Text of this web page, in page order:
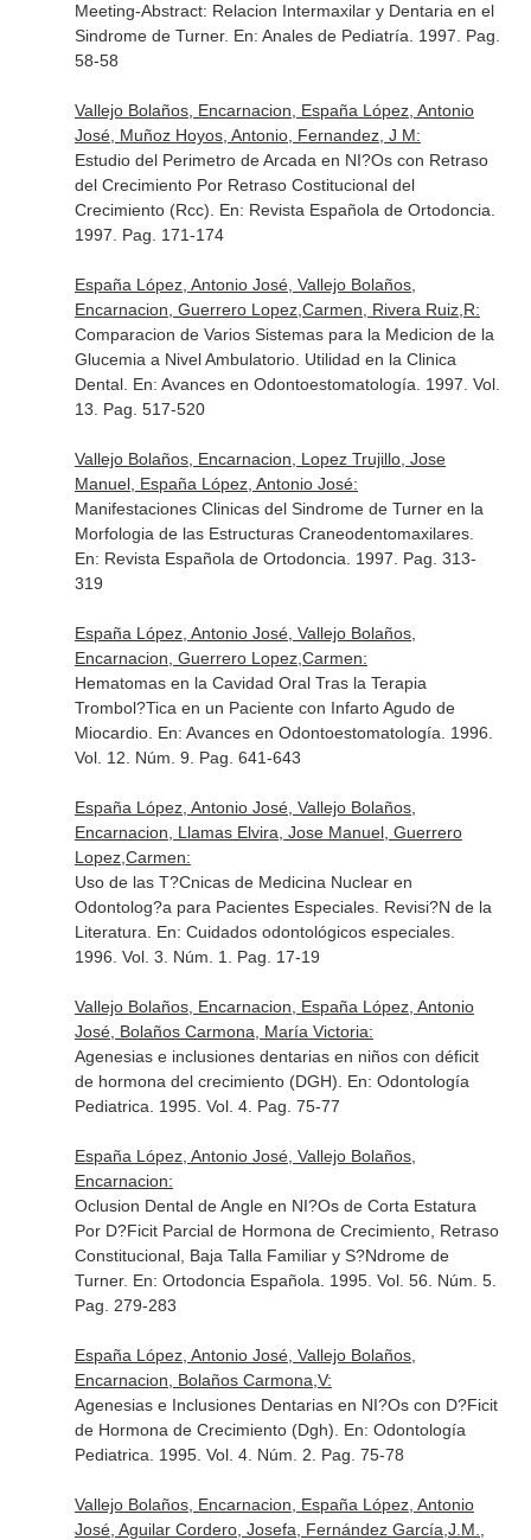
Meeting-Abstract: Relacion Intermaxilar y Dentaria en el
Sindrome de Turner. En: Anales de Pediatría . 1997. Pag.
58-58
Vallejo Bolaños, Encarnacion, España López, Antonio
José, Muñoz Hoyos, Antonio, Fernandez, J M:
Estudio del Perimetro de Arcada en NI?Os con Retraso
del Crecimiento Por Retraso Costitucional del
Crecimiento (Rcc). En: Revista Española de Ortodoncia
1997. Pag. 171-174
España López, Antonio José, Vallejo Bolaños,
Encarnacion, Guerrero Lopez,Carmen, Rivera Ruiz,R:
Comparacion de Varios Sistemas para la Medicion de la
Glucemia a Nivel Ambulatorio. Utilidad en la Clinica
Dental. En: Avances en Odontoestomatología . 1997. Vol.
13. Pag. 517-520
Vallejo Bolaños, Encarnacion, Lopez Trujillo, Jose
Manuel, España López, Antonio José:
Manifestaciones Clinicas del Sindrome de Turner en la
Morfologia de las Estructuras Craneodentomaxilares.
En: Revista Española de Ortodoncia . 1997. Pag. 313-
319
España López, Antonio José, Vallejo Bolaños,
Encarnacion, Guerrero Lopez,Carmen:
Hematomas en la Cavidad Oral Tras la Terapia
Trombol?Tica en un Paciente con Infarto Agudo de
Miocardio. En: Avances en Odontoestomatología . 1996.
Vol. 12. Núm. 9. Pag. 641-643
España López, Antonio José, Vallejo Bolaños,
Encarnacion, Llamas Elvira, Jose Manuel, Guerrero
Lopez,Carmen:
Uso de las T?Cnicas de Medicina Nuclear en
Odontolog?a para Pacientes Especiales. Revisi?N de la
Literatura. En: Cuidados odontológicos especiales.
1996. Vol. 3. Núm. 1. Pag. 17-19
Vallejo Bolaños, Encarnacion, España López, Antonio
José, Bolaños Carmona, María Victoria:
Agenesias e inclusiones dentarias en niños con déficit
de hormona del crecimiento (DGH). En: Odontología
Pediatrica . 1995. Vol. 4. Pag. 75-77
España López, Antonio José, Vallejo Bolaños,
Encarnacion:
Oclusion Dental de Angle en NI?Os de Corta Estatura
Por D?Ficit Parcial de Hormona de Crecimiento, Retraso
Constitucional, Baja Talla Familiar y S?Ndrome de
Turner. En: Ortodoncia Española . 1995. Vol. 56. Núm. 5.
Pag. 279-283
España López, Antonio José, Vallejo Bolaños,
Encarnacion, Bolaños Carmona,V:
Agenesias e Inclusiones Dentarias en NI?Os con D?Ficit
de Hormona de Crecimiento (Dgh). En: Odontología
Pediatrica . 1995. Vol. 4. Núm. 2. Pag. 75-78
Vallejo Bolaños, Encarnacion, España López, Antonio
José, Aguilar Cordero, Josefa, Fernández García,J.M.,